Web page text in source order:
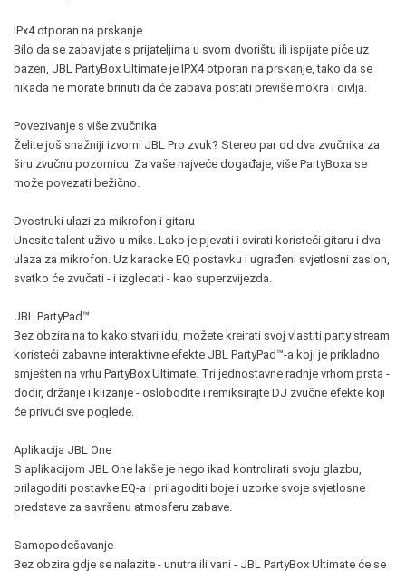
IPx4 otporan na prskanje
Bilo da se zabavljate s prijateljima u svom dvorištu ili ispijate piće uz
bazen, JBL PartyBox Ultimate je IPX4 otporan na prskanje, tako da se
nikada ne morate brinuti da će zabava postati previše mokra i divlja.
Povezivanje s više zvučnika
Želite još snažniji izvorni JBL Pro zvuk? Stereo par od dva zvučnika za
širu zvučnu pozornicu. Za vaše najveće događaje, više PartyBoxa se
može povezati bežično.
Dvostruki ulazi za mikrofon i gitaru
Unesite talent uživo u miks. Lako je pjevati i svirati koristeći gitaru i dva
ulaza za mikrofon. Uz karaoke EQ postavku i ugrađeni svjetlosni zaslon,
svatko će zvučati - i izgledati - kao superzvijezda.
JBL PartyPad™
Bez obzira na to kako stvari idu, možete kreirati svoj vlastiti party stream
koristeći zabavne interaktivne efekte JBL PartyPad™-a koji je prikladno
smješten na vrhu PartyBox Ultimate. Tri jednostavne radnje vrhom prsta -
dodir, držanje i klizanje - oslobodite i remiksirajte DJ zvučne efekte koji
će privući sve poglede.
Aplikacija JBL One
S aplikacijom JBL One lakše je nego ikad kontrolirati svoju glazbu,
prilagoditi postavke EQ-a i prilagoditi boje i uzorke svoje svjetlosne
predstave za savršenu atmosferu zabave.
Samopodešavanje
Bez obzira gdje se nalazite - unutra ili vani - JBL PartyBox Ultimate će se